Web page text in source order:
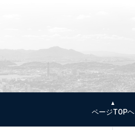
ページTOPヘ